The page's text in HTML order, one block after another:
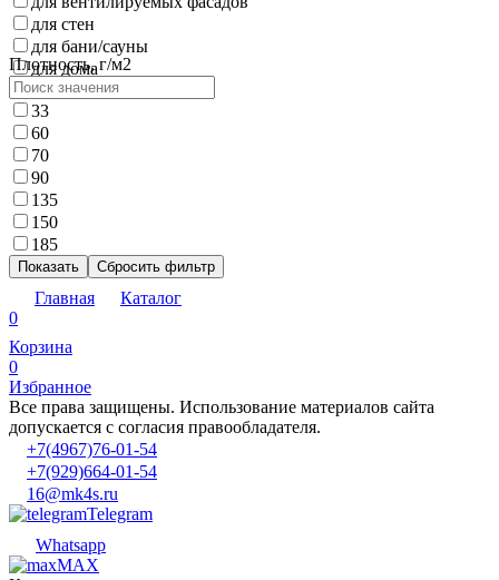
для стен
для бани/сауны
для дома
Плотность, г/м2
33
60
70
90
135
150
185
Показать Сбросить фильтр
Главная
Каталог
0
Корзина
0
Избранное
Все права защищены. Использование материалов сайта
допускается с согласия правообладателя.
+7(4967)76-01-54
+7(929)664-01-54
16@mk4s.ru
Telegram
Whatsapp
MAX